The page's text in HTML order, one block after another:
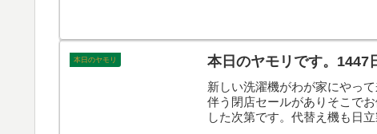
本日のヤモリ 本日のヤモリです。1447
新しい洗濯機がわが家にやっ
伴う閉店セールがありそこで
した次第です。代替え機も日